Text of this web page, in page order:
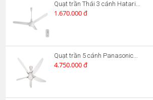
Quạt trần Thái 3 cánh Hatari...
1.670.000 đ
Quạt trần 5 cánh Panasonic...
4.750.000 đ